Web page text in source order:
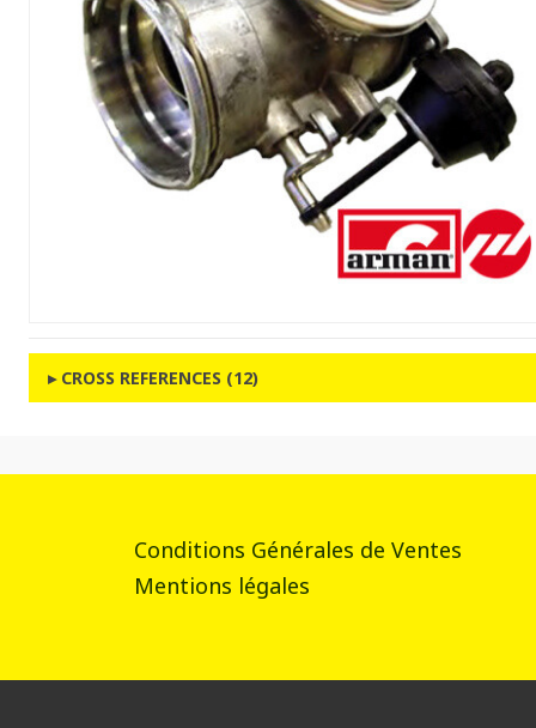
CROSS REFERENCES (12)
Conditions Générales de Ventes
Mentions légales